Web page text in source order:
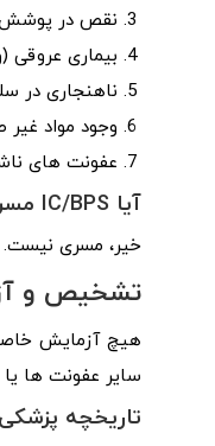
نقص در پوشش
بیماری عروقی
ناهنجاری در
وجود مواد غیر
عفونت های
آیا IC/BPS
خیر، مسری نیست.
تشخیص و
سایر عفونت ها
تاریخچه